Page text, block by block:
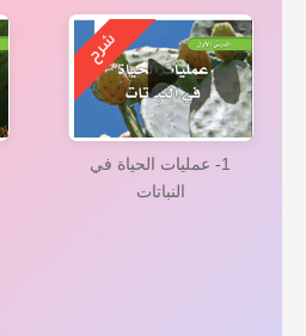
1- عمليات الحياة في
النباتات